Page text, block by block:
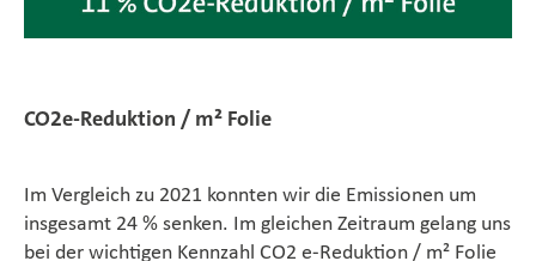
CO2e-Reduktion / m² Folie
Im Vergleich zu 2021 konnten wir die Emissionen um
insgesamt 24 % senken. Im gleichen Zeitraum gelang uns
bei der wichtigen Kennzahl CO2 e-Reduktion / m² Folie